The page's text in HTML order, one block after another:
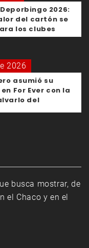
2026:
del cartón se
los clubes
2026
asumió su
For Ever con la
del
busca mostrar, de
el Chaco y en el